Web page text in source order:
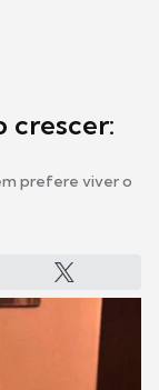
crescer:
prefere viver o